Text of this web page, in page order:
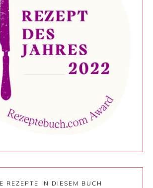
REZEPTE IN DIESEM BUCH